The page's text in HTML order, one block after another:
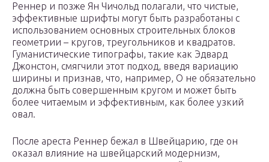
Реннер и позже Ян Чичольд полагали, что чистые,
эффективные шрифты могут быть разработаны с
использованием основных строительных блоков
геометрии – кругов, треугольников и квадратов.
Гуманистические типографы, такие как Эдвард
Джонстон, смягчили этот подход, введя вариацию
ширины и признав, что, например, О не обязательно
должна быть совершенным кругом и может быть
более читаемым и эффективным, как более узкий
овал.
После ареста Реннер бежал в Швейцарию, где он
оказал влияние на швейцарский модернизм,